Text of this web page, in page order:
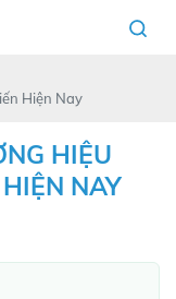
Hiện Nay
HIỆU
NAY